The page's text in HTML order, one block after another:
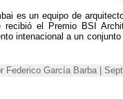
es un equipo de
recibió el Premio BSI
intenacional a un
Federico García Barba |